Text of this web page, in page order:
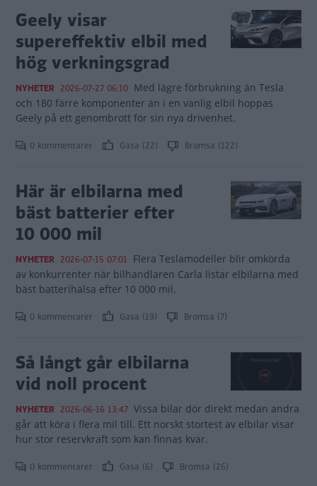
Geely visar
supereffektiv elbil med
hög verkningsgrad
NYHETER 2026-07-27 06:10 Med lägre förbrukning än Tesla
och 180 färre komponenter än i en vanlig elbil hoppas
Geely på ett genombrott för sin nya drivenhet.
0 kommentarer Gasa (22) Bromsa (122)
Här är elbilarna med
bäst batterier efter
10 000 mil
NYHETER 2026-07-15 07:01 Flera Teslamodeller blir omkörda
av konkurrenter när bilhandlaren Carla listar elbilarna med
bäst batterihälsa efter 10 000 mil.
0 kommentarer Gasa (19) Bromsa (7)
Så långt går elbilarna
vid noll procent
NYHETER 2026-06-16 13:47 Vissa bilar dör direkt medan andra
går att köra i flera mil till. Ett norskt stortest av elbilar visar
hur stor reservkraft som kan finnas kvar.
0 kommentarer Gasa (6) Bromsa (26)